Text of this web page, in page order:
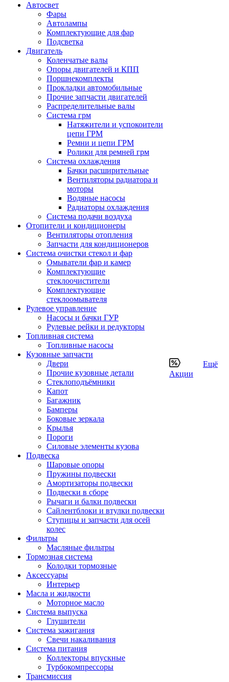
Автосвет
Фары
Автолампы
Комплектующие для фар
Подсветка
Двигатель
Коленчатые валы
Опоры двигателей и КПП
Поршнекомплекты
Прокладки автомобильные
Прочие запчасти двигателей
Распределительные валы
Система грм
Натяжители и успокоители
цепи ГРМ
Ремни и цепи ГРМ
Ролики для ремней грм
Система охлаждения
Бачки расширительные
Вентиляторы радиатора и
моторы
Водяные насосы
Радиаторы охлаждения
Система подачи воздуха
Отопители и кондиционеры
Вентиляторы отопления
Запчасти для кондиционеров
Система очистки стекол и фар
Омыватели фар и камер
Комплектующие
стеклоочистители
Комплектующие
стеклоомывателя
Рулевое управление
Насосы и бачки ГУР
Рулевые рейки и редукторы
Топливная система
Топливные насосы
Кузовные запчасти
Двери
Прочие кузовные детали
Стеклоподъёмники
Капот
Багажник
Бамперы
Боковые зеркала
Крылья
Пороги
Силовые элементы кузова
Подвеска
Шаровые опоры
Пружины подвески
Амортизаторы подвески
Подвески в сборе
Рычаги и балки подвески
Сайлентблоки и втулки подвески
Ступицы и запчасти для осей
колес
Фильтры
Масляные фильтры
Тормозная система
Колодки тормозные
Аксессуары
Интерьер
Масла и жидкости
Моторное масло
Система выпуска
Глушители
Система зажигания
Свечи накаливания
Система питания
Коллекторы впускные
Турбокомпрессоры
Трансмиссия
Акции
Ещё